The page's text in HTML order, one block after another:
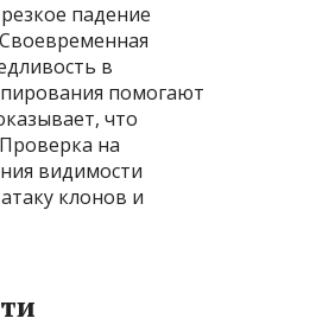
падение
в
помогают
что
на
видимости
клонов и